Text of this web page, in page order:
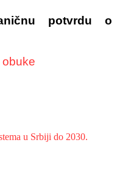
potvrdu o
obuke